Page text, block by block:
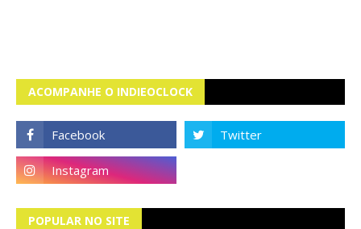
ACOMPANHE O INDIEOCLOCK
POPULAR NO SITE